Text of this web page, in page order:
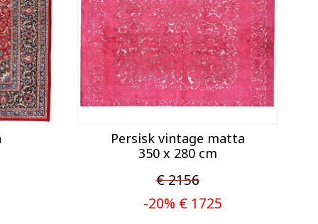
Persisk vintage matta
350 x 280 cm
€ 2156
-20% € 1725